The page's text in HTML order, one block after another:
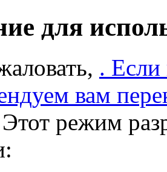
для
. Если
вам
режим